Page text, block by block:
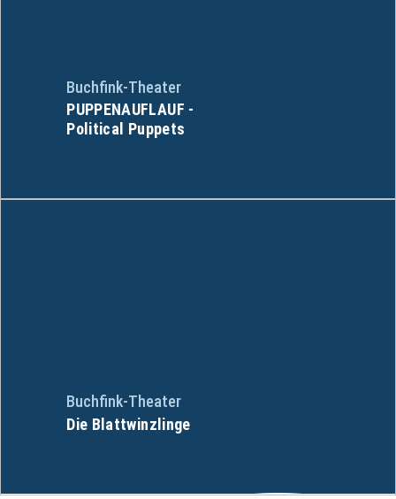
Buchfink-Theater
PUPPENAUFLAUF -
Political Puppets
Buchfink-Theater
Die Blattwinzlinge